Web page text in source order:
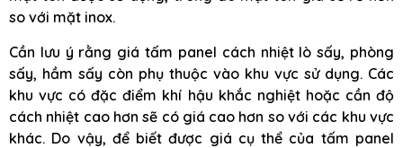
so với mặt inox.
Cần lưu ý rằng giá tấm panel cách nhiệt lò sấy, phòng
sấy, hầm sấy còn phụ thuộc vào khu vực sử dụng. Các
khu vực có đặc điểm khí hậu khắc nghiệt hoặc cần độ
cách nhiệt cao hơn sẽ có giá cao hơn so với các khu vực
khác. Do vậy, để biết được giá cụ thể của tấm panel